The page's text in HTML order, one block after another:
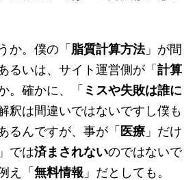
か。僕の「脂質計算方法」が間
るいは、サイト運営側が「計算
。確かに、「 ミスや失敗は誰に
釈は間違いではないですし僕も
るんですが、事が「医療 」だけ
」では済まされないのではないで
え「無料情報 」だとしても。